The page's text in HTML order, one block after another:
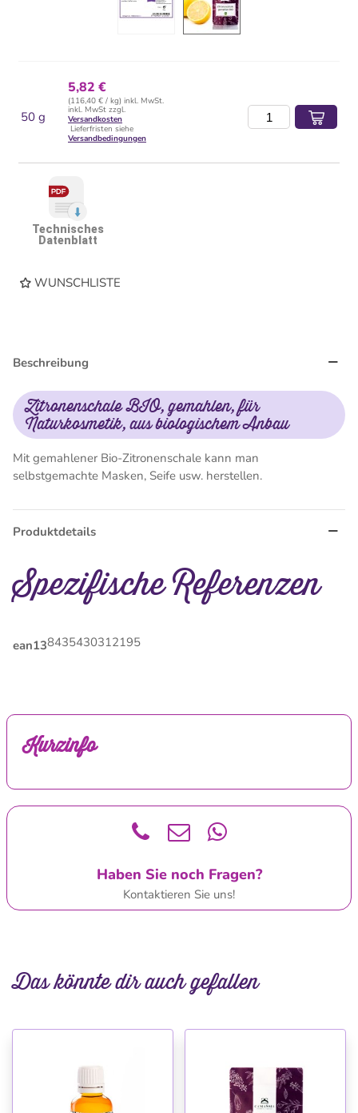
50 g
5,82 €
(116,40 € / kg) inkl. MwSt.
inkl. MwSt zzgl.
Versandkosten
Lieferfristen siehe
Versandbedingungen
Technisches
Datenblatt
WUNSCHLISTE
Beschreibung
Zitronenschale BIO, gemahlen, für
Naturkosmetik, aus biologischem Anbau
Mit gemahlener Bio-Zitronenschale kann man
selbstgemachte Masken, Seife usw. herstellen.
Produktdetails
Spezifische Referenzen
ean138435430312195
Kurzinfo
Haben Sie noch Fragen?
Kontaktieren Sie uns!
Das könnte dir auch gefallen